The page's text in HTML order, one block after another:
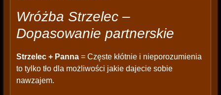
Wróżba Strzelec –
Dopasowanie partnerskie
Strzelec + Panna= Częste kłótnie i nieporozumienia
to tylko tło dla możliwości jakie dajecie sobie
nawzajem.